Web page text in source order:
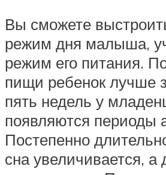
Вы сможете
режим дня малыша,
режим его питания.
пищи ребенок лучше
пять недель у
появляются периоды
Постепенно
сна увеличивается, а